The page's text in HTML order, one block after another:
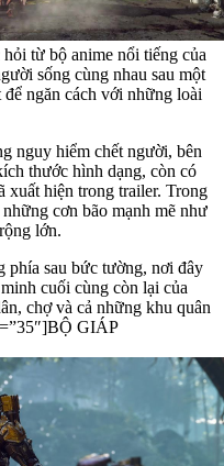
từ bộ anime nổi tiếng của
sống cùng nhau sau một
ngăn cách với những loài
nguy hiểm chết người, bên
thước hình dạng, còn có
xuất hiện trong trailer. Trong
cơn bão mạnh mẽ như
lớn.
phía sau bức tường, nơi đây
cuối cùng còn lại của
chợ và cả những khu quân
GIÁP